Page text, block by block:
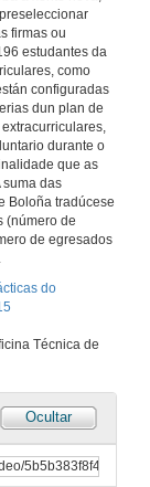
firmas ou
estudantes da
como
configuradas
dun plan de
durante o
que as
suma das
Boloña tradúcese
(número de
de egresados
do
Técnica de
Ocultar
Industrias Ferri acolleu este mediodía a presentación do I Premio Ricardo Fernández á creatividade industrial